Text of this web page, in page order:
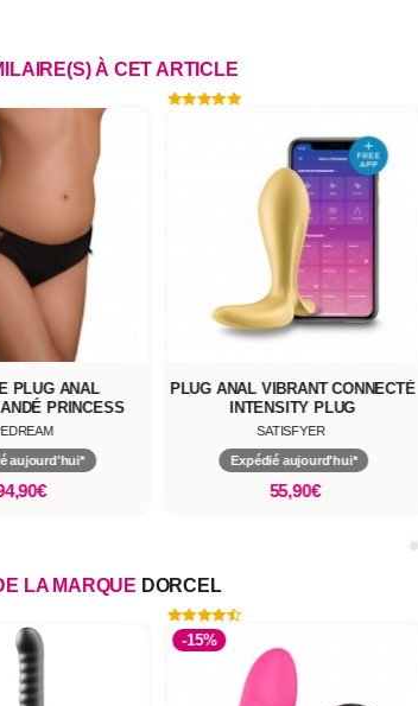
À CET ARTICLE
PLUG ANAL
PRINCESS
aujourd'hui*
PLUG ANAL VIBRANT CONNECTÉ
INTENSITY PLUG
SATISFYER
Expédié aujourd'hui*
55,90€
LA MARQUE DORCEL